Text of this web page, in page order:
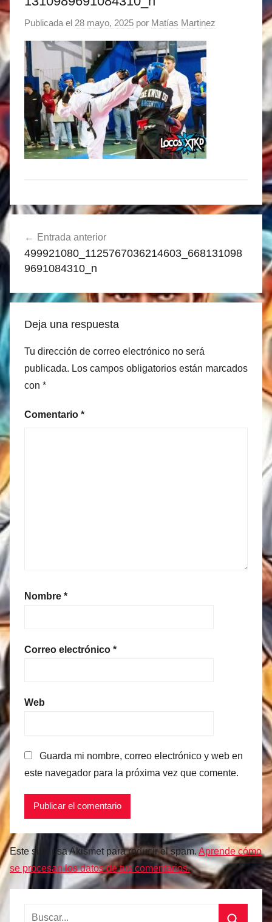
Publicada el 28 mayo, 2025 por Matías Martinez
de
entradas
Entrada anterior
499921080_1125767036214603_668131098
9691084310_n
Deja una respuesta
Tu dirección de correo electrónico no será
publicada. Los campos obligatorios están marcados
con *
Comentario *
Nombre *
Correo electrónico *
Web
Guarda mi nombre, correo electrónico y web en
este navegador para la próxima vez que comente.
Este sitio usa Akismet para reducir el spam. Aprende cómo
se procesan los datos de tus comentarios.
Buscar: